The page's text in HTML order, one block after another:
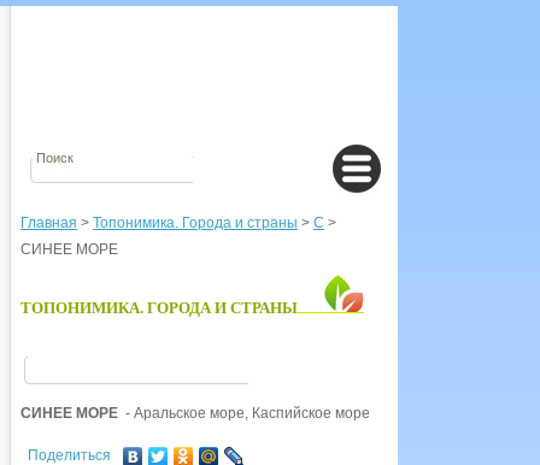
Главная > Топонимика. Города и страны > С >
СИНЕЕ МОРЕ
ТОПОНИМИКА. ГОРОДА И СТРАНЫ
СИНЕЕ МОРЕ - Аральское море, Каспийское море
Поделиться